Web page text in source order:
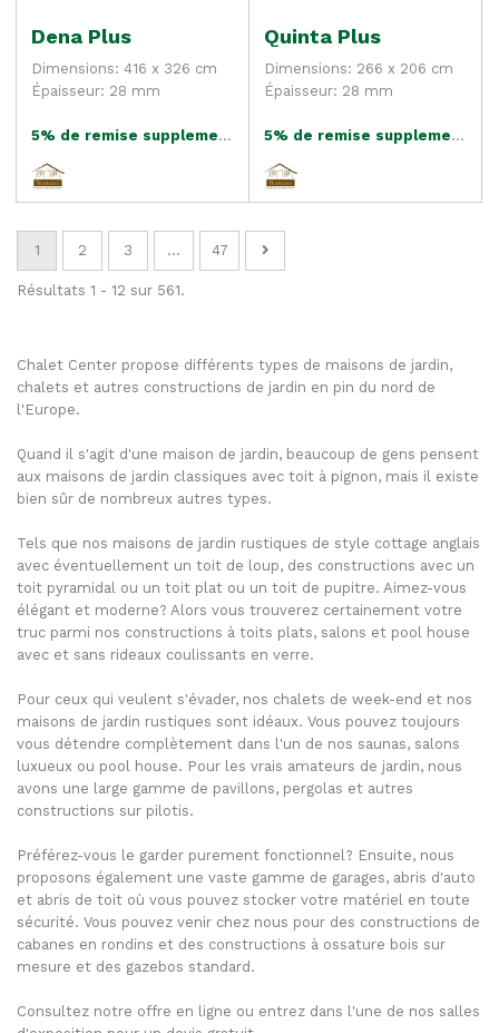
Dena Plus
Dimensions: 416 x 326 cm
Épaisseur: 28 mm
5% de remise supplementaire
Quinta Plus
Dimensions: 266 x 206 cm
Épaisseur: 28 mm
5% de remise supplementaire
1 2 3 ... 47
Résultats 1 - 12 sur 561.
Chalet Center propose différents types de maisons de jardin,
chalets et autres constructions de jardin en pin du nord de
l'Europe.
Quand il s'agit d'une maison de jardin, beaucoup de gens pensent
aux maisons de jardin classiques avec toit à pignon, mais il existe
bien sûr de nombreux autres types.
Tels que nos maisons de jardin rustiques de style cottage anglais
avec éventuellement un toit de loup, des constructions avec un
toit pyramidal ou un toit plat ou un toit de pupitre. Aimez-vous
élégant et moderne? Alors vous trouverez certainement votre
truc parmi nos constructions à toits plats, salons et pool house
avec et sans rideaux coulissants en verre.
Pour ceux qui veulent s'évader, nos chalets de week-end et nos
maisons de jardin rustiques sont idéaux. Vous pouvez toujours
vous détendre complètement dans l'un de nos saunas, salons
luxueux ou pool house. Pour les vrais amateurs de jardin, nous
avons une large gamme de pavillons, pergolas et autres
constructions sur pilotis.
Préférez-vous le garder purement fonctionnel? Ensuite, nous
proposons également une vaste gamme de garages, abris d'auto
et abris de toit où vous pouvez stocker votre matériel en toute
sécurité. Vous pouvez venir chez nous pour des constructions de
cabanes en rondins et des constructions à ossature bois sur
mesure et des gazebos standard.
Consultez notre offre en ligne ou entrez dans l'une de nos salles